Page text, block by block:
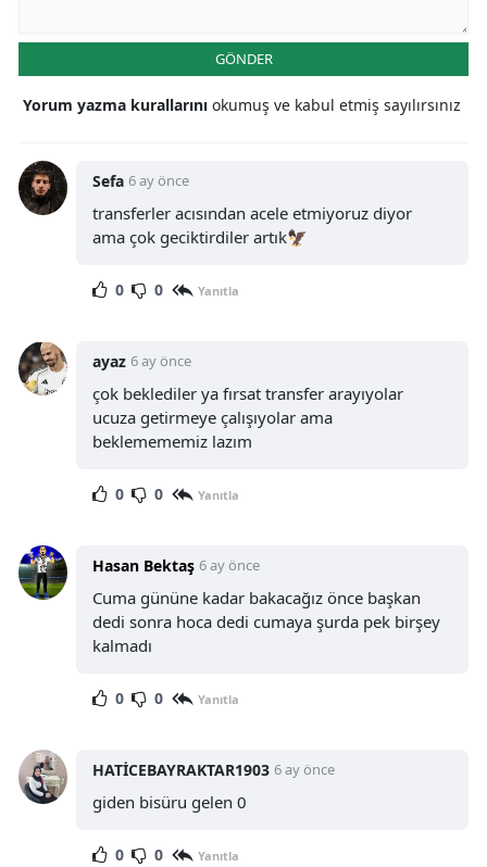
GÖNDER
Yorum yazma kurallarını okumuş ve kabul etmiş sayılırsınız
Sefa 6 ay önce
transferler acısından acele etmiyoruz diyor
ama çok geciktirdiler artık🦅
0 0 Yanıtla
ayaz 6 ay önce
çok beklediler ya fırsat transfer arayıyolar
ucuza getirmeye çalışıyolar ama
beklemememiz lazım
0 0 Yanıtla
Hasan Bektaş 6 ay önce
Cuma gününe kadar bakacağız önce başkan
dedi sonra hoca dedi cumaya şurda pek birşey
kalmadı
0 0 Yanıtla
HATİCEBAYRAKTAR1903 6 ay önce
giden bisüru gelen 0
0 0 Yanıtla